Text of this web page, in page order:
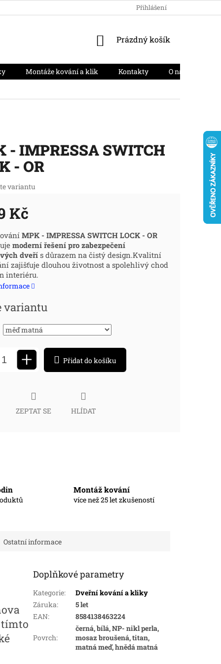
PODMÍNKY OCHRANY OSOBNÍCH
Přihlášení
NÁKUPNÍ
Prázdný košík
Montáže kování a klik Kontakty O nás
- IMPRESSA SWITCH
- OR
variantu
Kč
MPK - IMPRESSA SWITCH LOCK - OR
moderní řešení pro zabezpečení
dveřís důrazem na čistý design.Kvalitní
zajišťuje dlouhou životnost a spolehlivý chod
interiéru.
variantu
+ Přidat do košíku
ZEPTAT SE HLÍDAT
Montáž kování
více než 25 let zkušeností
Ostatní informace
tímto
Doplňkové parametry
Kategorie:
Dveřní kování a kliky
Záruka:
5 let
EAN: 8584138463224
Povrch:
černá, bílá, NP- nikl perla,
mosaz broušená, titan,
matná meď, hnědá matná